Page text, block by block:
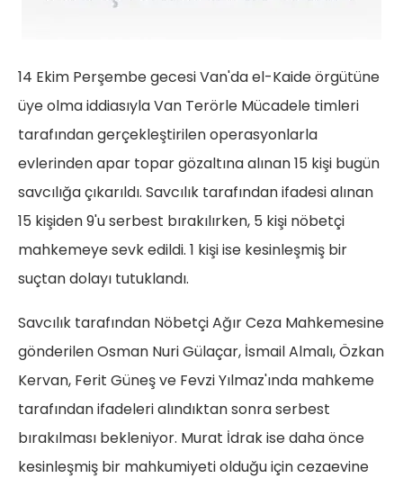
14 Ekim Perşembe gecesi Van'da el-Kaide örgütüne
üye olma iddiasıyla Van Terörle Mücadele timleri
tarafından gerçekleştirilen operasyonlarla
evlerinden apar topar gözaltına alınan 15 kişi bugün
savcılığa çıkarıldı. Savcılık tarafından ifadesi alınan
15 kişiden 9'u serbest bırakılırken, 5 kişi nöbetçi
mahkemeye sevk edildi. 1 kişi ise kesinleşmiş bir
suçtan dolayı tutuklandı.
Savcılık tarafından Nöbetçi Ağır Ceza Mahkemesine
gönderilen Osman Nuri Gülaçar, İsmail Almalı, Özkan
Kervan, Ferit Güneş ve Fevzi Yılmaz'ında mahkeme
tarafından ifadeleri alındıktan sonra serbest
bırakılması bekleniyor. Murat İdrak ise daha önce
kesinleşmiş bir mahkumiyeti olduğu için cezaevine